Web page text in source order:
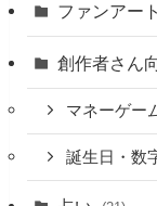
ファンアート
創作者さん
マネーゲー
誕生日・数